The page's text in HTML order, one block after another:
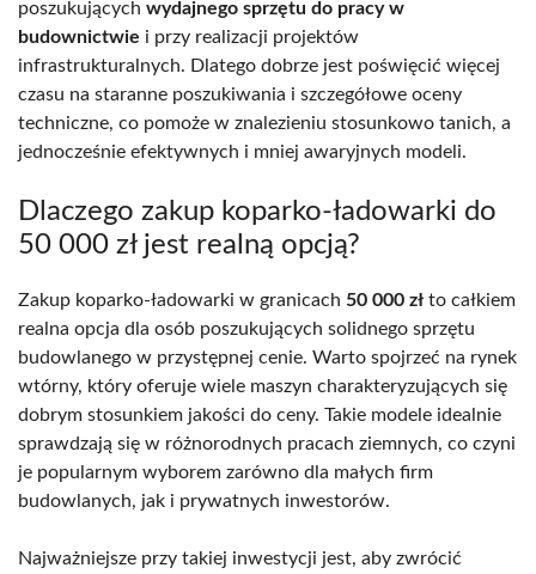
poszukujących wydajnego sprzętu do pracy w
budownictwie i przy realizacji projektów
infrastrukturalnych. Dlatego dobrze jest poświęcić więcej
czasu na staranne poszukiwania i szczegółowe oceny
techniczne, co pomoże w znalezieniu stosunkowo tanich, a
jednocześnie efektywnych i mniej awaryjnych modeli.
Dlaczego zakup koparko-ładowarki do
50 000 zł jest realną opcją?
Zakup koparko-ładowarki w granicach 50 000 zł to całkiem
realna opcja dla osób poszukujących solidnego sprzętu
budowlanego w przystępnej cenie. Warto spojrzeć na rynek
wtórny, który oferuje wiele maszyn charakteryzujących się
dobrym stosunkiem jakości do ceny. Takie modele idealnie
sprawdzają się w różnorodnych pracach ziemnych, co czyni
je popularnym wyborem zarówno dla małych firm
budowlanych, jak i prywatnych inwestorów.
Najważniejsze przy takiej inwestycji jest, aby zwrócić